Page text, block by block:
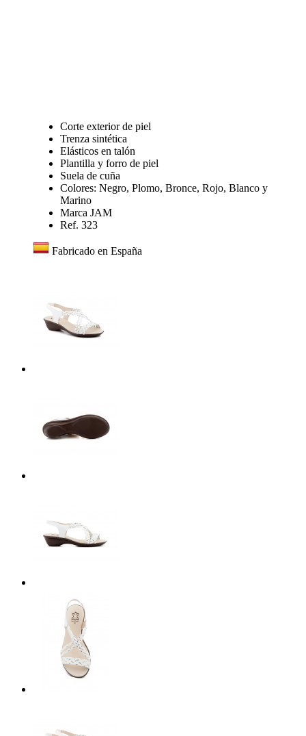
Corte exterior de piel
Trenza sintética
Elásticos en talón
Plantilla y forro de piel
Suela de cuña
Colores: Negro, Plomo, Bronce, Rojo, Blanco y
Marino
Marca JAM
Ref. 323
Fabricado en España